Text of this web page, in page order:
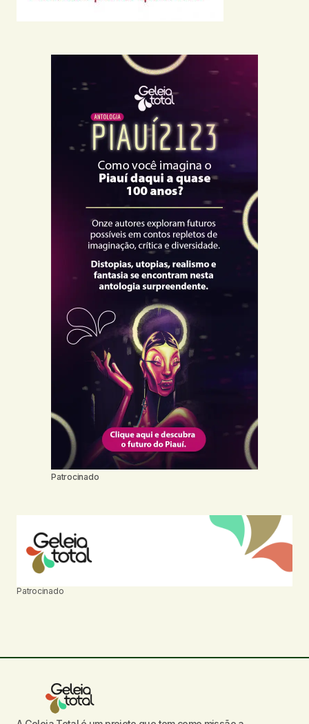
Patrocinado
Patrocinado